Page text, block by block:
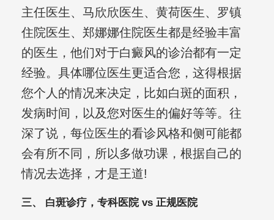
主任医生、马欣欣医生、黄荷医生、罗镇
住院医生、郑娜娜住院医生都是经验丰富
的医生，他们对于白癜风的诊治都有一定
经验。具体哪位医生更适合您，这得根据
您个人的情况来决定，比如白斑的面积，
发病时间，以及您对医生的偏好等等。往
深了说，每位医生的看诊风格和侧可能都
会有所不同，所以多做功课，根据自己的
情况去选择，才是王道!
三、 白斑诊疗，专科医院 vs 正规医院